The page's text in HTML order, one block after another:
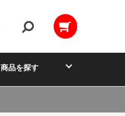
商品を探す